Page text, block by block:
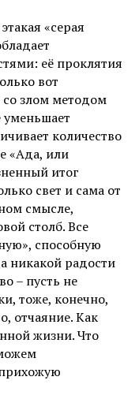
«серая
её проклятия
вот
со злом методом
уменьшает
количество
«Ада, или
итог
свет и сама от
смысле,
столб. Все
способную
никакой радости
– пусть не
тоже, конечно,
отчаяние. Как
жизни. Что